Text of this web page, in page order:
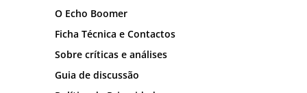
O Echo Boomer
Ficha Técnica e Contactos
Sobre críticas e análises
Guia de discussão